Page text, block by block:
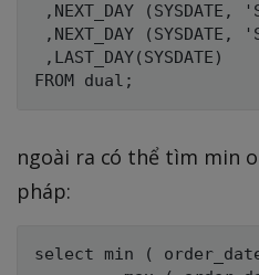
,NEXT_DAY (SYSDATE,
,NEXT_DAY (SYSDATE,
,LAST_DAY(SYSDATE)
ngoài ra có thể tìm min
pháp:
select min (